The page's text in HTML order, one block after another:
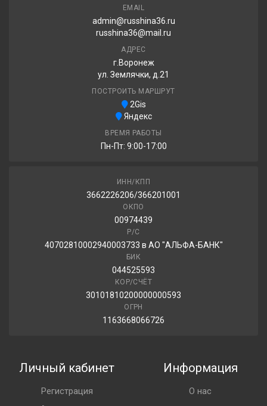
EMAIL
admin@russhina36.ru
russhina36@mail.ru
АДРЕС
г.Воронеж
ул. Землячки, д.21
ПОСТРОИТЬ МАРШРУТ
2Gis
Яндекс
ВРЕМЯ РАБОТЫ
Пн-Пт: 9:00-17:00
ИНН/КПП
3662226206/366201001
ОКПО
00974439
Р/С
40702810002940003733 в АО "АЛЬФА-БАНК"
БИК
044525593
КОР/СЧЁТ
30101810200000000593
ОГРН
1163668066726
Личный кабинет
Регистрация
Информация
О нас